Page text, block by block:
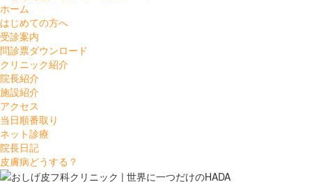
ホーム
はじめての方へ
受診案内
問診票ダウンロード
クリニック紹介
院長紹介
施設紹介
アクセス
当日順番取り
ネット診療
院長日記
皮膚病どうする？